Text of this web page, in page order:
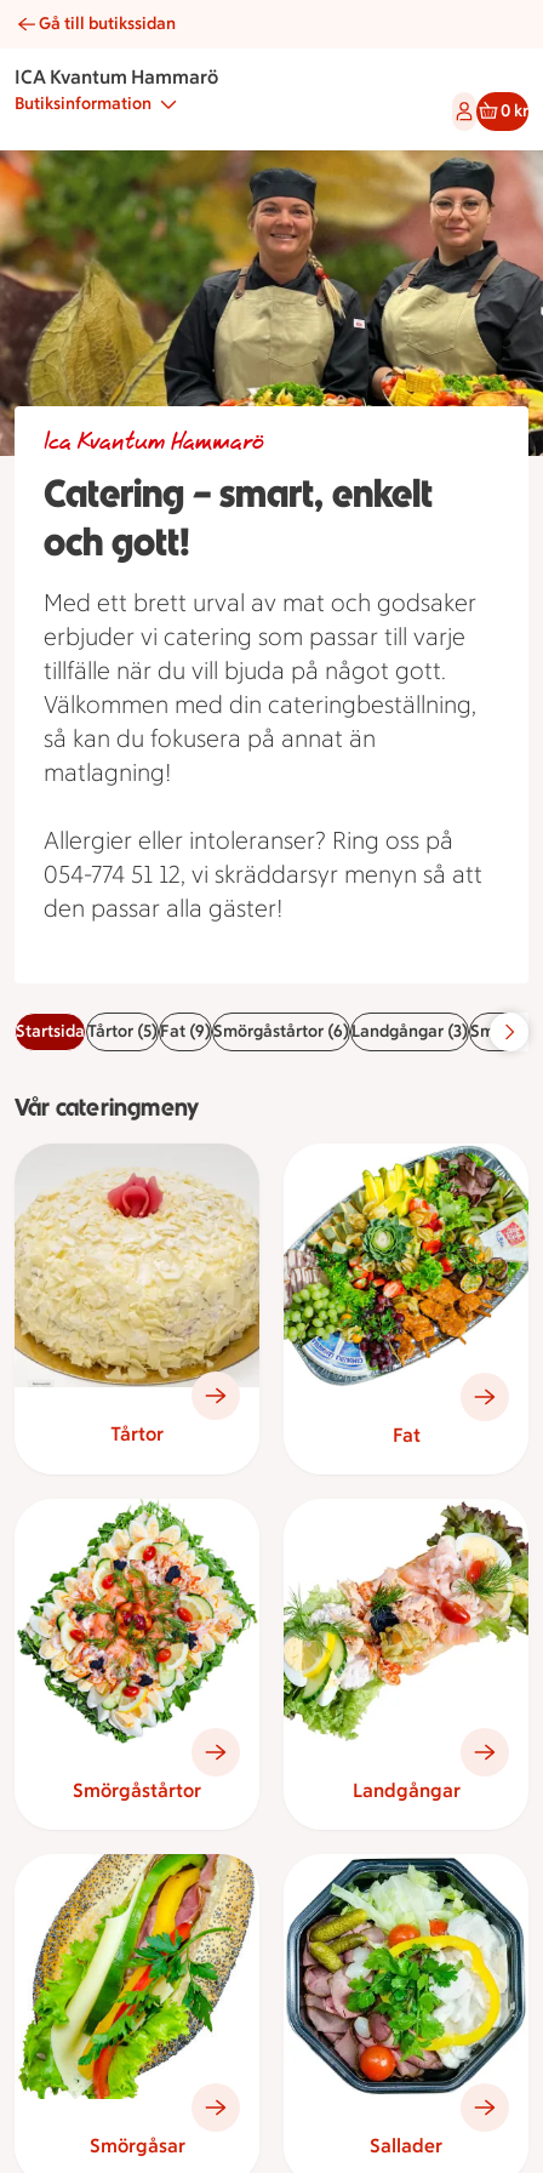
Beställ din catering hos ICA Kvantum Hammarö i Hammarö
Gå till butikssidan
ICA Kvantum Hammarö
Butiksinformation 0 kr
Ica Kvantum Hammarö
Catering – smart, enkelt
och gott!
Med ett brett urval av mat och godsaker
erbjuder vi catering som passar till varje
tillfälle när du vill bjuda på något gott.
Välkommen med din cateringbeställning,
så kan du fokusera på annat än
matlagning!
Allergier eller intoleranser? Ring oss på
054-774 51 12, vi skräddarsyr menyn så att
den passar alla gäster!
StartsidaTårtor (5)Fat (9)Smörgåstårtor (6)Landgångar (3)
Vår cateringmeny
Tårtor Fat
Smörgåstårtor Landgångar
Smörgåsar Sallader